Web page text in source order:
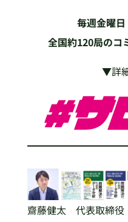
毎週金曜
全国約120局のコ
▼詳
齋藤健太 代表取締